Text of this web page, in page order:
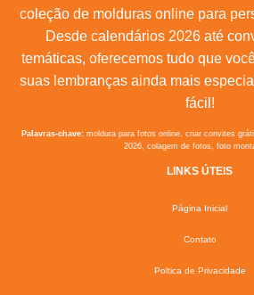
coleção de molduras online para
Desde calendários 2026 até
temáticas, oferecemos tudo que
suas lembranças ainda mais
fácil!
Palavras-chave:moldura para fotos online, criar convites
2026, colagem de fotos, foto
LINKS ÚTEIS
Página Inicial
Contato
Poltica de Privacidade